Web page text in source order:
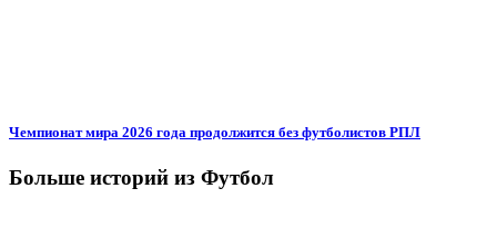
Чемпионат мира 2026 года продолжится без футболистов РПЛ
Больше историй из Футбол